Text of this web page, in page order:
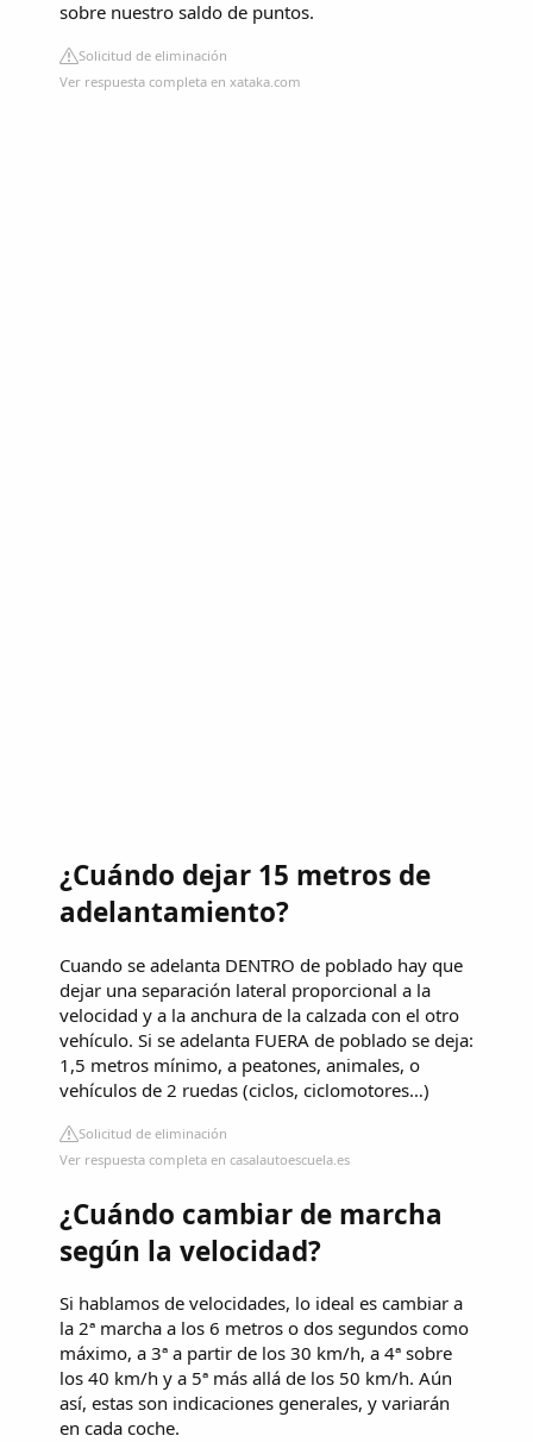
sobre nuestro saldo de puntos.
Solicitud de eliminación
Ver respuesta completa en xataka.com
¿Cuándo dejar 15 metros de
adelantamiento?
Cuando se adelanta DENTRO de poblado hay que
dejar una separación lateral proporcional a la
velocidad y a la anchura de la calzada con el otro
vehículo. Si se adelanta FUERA de poblado se deja:
1,5 metros mínimo, a peatones, animales, o
vehículos de 2 ruedas (ciclos, ciclomotores…)
Solicitud de eliminación
Ver respuesta completa en casalautoescuela.es
¿Cuándo cambiar de marcha
según la velocidad?
Si hablamos de velocidades, lo ideal es cambiar a
la 2ª marcha a los 6 metros o dos segundos como
máximo, a 3ª a partir de los 30 km/h, a 4ª sobre
los 40 km/h y a 5ª más allá de los 50 km/h. Aún
así, estas son indicaciones generales, y variarán
en cada coche.